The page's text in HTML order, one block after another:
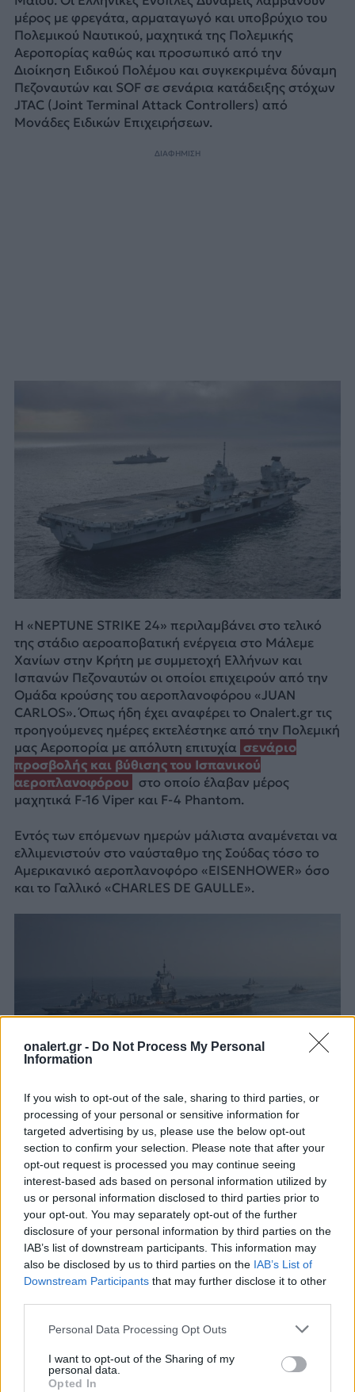
onalert.gr - Do Not Process My Personal
Information
If you wish to opt-out of the sale, sharing to third parties, or
processing of your personal or sensitive information for
targeted advertising by us, please use the below opt-out
section to confirm your selection. Please note that after your
opt-out request is processed you may continue seeing
interest-based ads based on personal information utilized by
us or personal information disclosed to third parties prior to
your opt-out. You may separately opt-out of the further
disclosure of your personal information by third parties on the
IAB’s list of downstream participants. This information may
also be disclosed by us to third parties on the IAB’s List of
Downstream Participants that may further disclose it to other
Personal Data Processing Opt Outs
I want to opt-out of the Sharing of my
personal data.
Opted In
μέρος με φρεγάτα, αρματαγωγό και υποβρύχιο του
Πολεμικού Ναυτικού, μαχητικά της Πολεμικής
Αεροπορίας καθώς και προσωπικό από την
Διοίκηση Ειδικού Πολέμου και συγκεκριμένα δύναμη
Πεζοναυτών και SOF σε σενάρια κατάδειξης στόχων
JTAC (Joint Terminal Attack Controllers) από
Μονάδες Ειδικών Επιχειρήσεων.
ΔΙΑΦΗΜΙΣΗ
Η «NEPTUNE STRIKE 24» περιλαμβάνει στο τελικό
της στάδιο αεροαποβατική ενέργεια στο Μάλεμε
Χανίων στην Κρήτη με συμμετοχή Ελλήνων και
Ισπανών Πεζοναυτών οι οποίοι επιχειρούν από την
Ομάδα κρούσης του αεροπλανοφόρου «JUAN
CARLOS». Όπως ήδη έχει αναφέρει το Onalert.gr τις
προηγούμενες ημέρες εκτελέστηκε από την Πολεμική
μας Αεροπορία με απόλυτη επιτυχία σενάριο
προσβολής και βύθισης του Ισπανικού
αεροπλανοφόρου
στο οποίο έλαβαν μέρος
μαχητικά F-16 Viper και F-4 Phantom.
Εντός των επόμενων ημερών μάλιστα αναμένεται να
ελλιμενιστούν στο ναύσταθμο της Σούδας τόσο το
Αμερικανικό αεροπλανοφόρο «EISENHOWER» όσο
και το Γαλλικό «CHARLES DE GAULLE».
Πιο συγκεκριμένα το «EISENHOWER» να
καταπλεύσει στη Σούδα εντός των επόμενων ωρών
και να παραμείνει έως τις 2 Μαΐου. Μεταφέρει 5.800
άτομα προσωπικό μεταξύ των οποίων και τα
πληρώματα των εναέριων μέσων και έχει μήκος που
φτάνει τα 333 μέτρα. ΘΑ ακολουθήσει το «CHARLES
DE GAULLE» μήκους 260 μέτρων με 1.800 άτομα το
οποίο θα βρεθεί στο ναύσταθμο έως και τις 7 Μαΐου.
Το γαλλικό αεροπλανοφόρο έχει καταπλεύσει και
πέρυσι στη Σούδα ενώ το αμερικανικό μεγαθήριο
βρέθηκε στην Κρήτη το 2021 όταν και το είχε
επισκεφθεί ο Κυριάκος Μητσοτάκης.